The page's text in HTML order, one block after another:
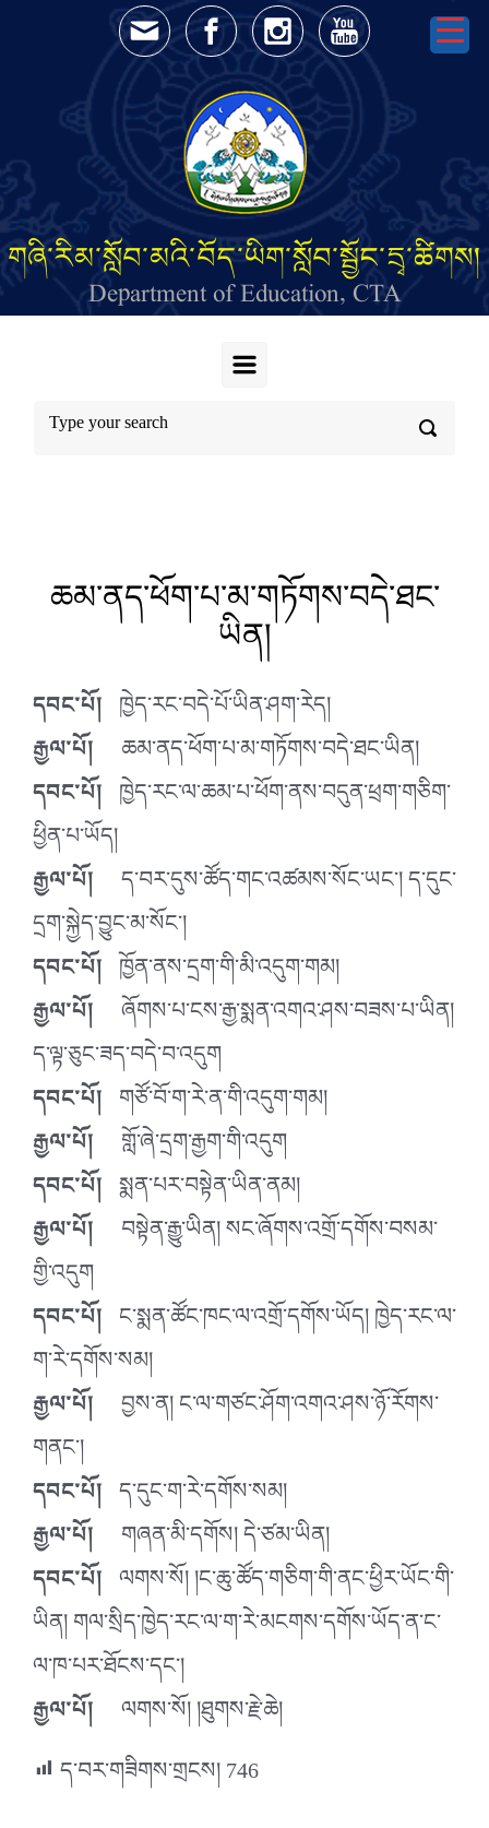
Skip to main content
གཞི་རིམ་སློབ་མའི་བོད་ཡིག་སློབ་སྦྱོང་དྲྭ་ཚིགས།
Department of Education, CTA
ཆམ་ནད་ཕོག་པ་མ་གཏོགས་བདེ་ཐང་
ཡིན།
དབང་པོ། ཁྱེད་རང་བདེ་པོ་ཡིན་ཤག་རེད།
རྒྱལ་པོ། ཆམ་ནད་ཕོག་པ་མ་གཏོགས་བདེ་ཐང་ཡིན།
དབང་པོ། ཁྱེད་རང་ལ་ཆམ་པ་ཕོག་ནས་བདུན་ཕྲག་གཅིག་
ཕྱིན་པ་ཡོད།
རྒྱལ་པོ། ད་བར་དུས་ཚོད་གང་འཚམས་སོང་ཡང་། ད་དུང་
དྲག་སྐྱེད་བྱུང་མ་སོང་།
དབང་པོ། ཁྱོན་ནས་དྲག་གི་མི་འདུག་གམ།
རྒྱལ་པོ། ཞོགས་པ་ངས་རྒྱ་སྨན་འགའ་ཤས་བཟས་པ་ཡིན།
ད་ལྟ་ཅུང་ཟད་བདེ་བ་འདུག
དབང་པོ། གཙོ་བོ་ག་རེ་ན་གི་འདུག་གམ།
རྒྱལ་པོ། གློ་ཞེ་དྲག་རྒྱག་གི་འདུག
དབང་པོ། སྨན་པར་བསྟེན་ཡིན་ནམ།
རྒྱལ་པོ། བསྟེན་རྒྱུ་ཡིན། སང་ཞོགས་འགྲོ་དགོས་བསམ་
གྱི་འདུག
དབང་པོ། ང་སྨན་ཚོང་ཁང་ལ་འགྲོ་དགོས་ཡོད། ཁྱེད་རང་ལ་
ག་རེ་དགོས་སམ།
རྒྱལ་པོ། བྱས་ན། ང་ལ་གཙང་ཤོག་འགའ་ཤས་ཉོ་རོགས་
གནང་།
དབང་པོ། ད་དུང་ག་རེ་དགོས་སམ།
རྒྱལ་པོ། གཞན་མི་དགོས། དེ་ཙམ་ཡིན།
དབང་པོ། ལགས་སོ། །ང་ཆུ་ཚོད་གཅིག་གི་ནང་ཕྱིར་ཡོང་གི་
ཡིན། གལ་སྲིད་ཁྱེད་རང་ལ་ག་རེ་མངགས་དགོས་ཡོད་ན་ང་
ལ་ཁ་པར་ཐོངས་དང་།
རྒྱལ་པོ། ལགས་སོ། །ཐུགས་རྗེ་ཆེ།
ད་བར་གཟིགས་གྲངས།746